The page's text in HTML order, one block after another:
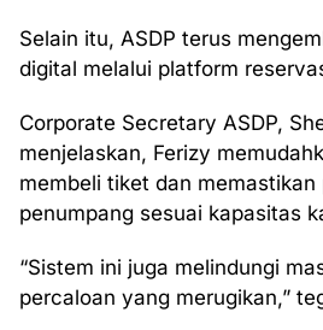
Selain itu, ASDP terus
digital melalui platform
Corporate Secretary ASDP,
menjelaskan, Ferizy
membeli tiket dan
penumpang sesuai kapasitas
“Sistem ini juga melindungi
percaloan yang merugikan,”